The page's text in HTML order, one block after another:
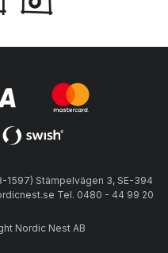
1597) Stämpelvägen 3, SE-394
Tel. 0480 - 44 99 20
Nordic Nest AB